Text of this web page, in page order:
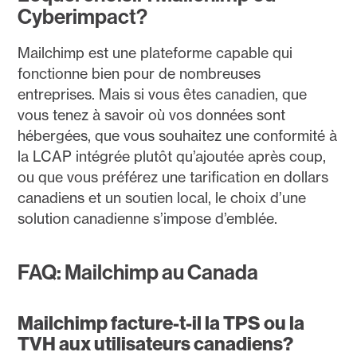
Cyberimpact?
Mailchimp est une plateforme capable qui
fonctionne bien pour de nombreuses
entreprises. Mais si vous êtes canadien, que
vous tenez à savoir où vos données sont
hébergées, que vous souhaitez une conformité à
la LCAP intégrée plutôt qu’ajoutée après coup,
ou que vous préférez une tarification en dollars
canadiens et un soutien local, le choix d’une
solution canadienne s’impose d’emblée.
FAQ: Mailchimp au Canada
Mailchimp facture-t-il la TPS ou la
TVH aux utilisateurs canadiens?